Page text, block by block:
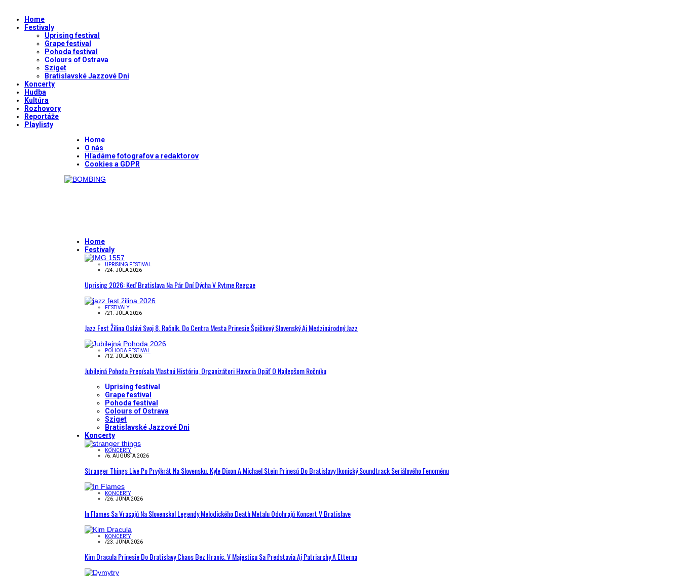
Home
Festivaly
Uprising festival
Grape festival
Pohoda festival
Colours of Ostrava
Sziget
Bratislavské Jazzové Dni
Koncerty
Hudba
Kultúra
Rozhovory
Reportáže
Playlisty
Home
O nás
Hľadáme fotografov a redaktorov
Cookies a GDPR
Home
Festivaly
UPRISING FESTIVAL
/24. JÚLA 2026
Uprising 2026: Keď Bratislava Na Pár Dní Dýcha V Rytme Reggae
FESTIVALY
/21. JÚLA 2026
Jazz Fest Žilina Oslávi Svoj 8. Ročník. Do Centra Mesta Prinesie Špičkový Slovenský Aj Medzinárodný Jazz
POHODA FESTIVAL
/12. JÚLA 2026
Jubilejná Pohoda Prepísala Vlastnú Históriu, Organizátori Hovoria Opäť O Najlepšom Ročníku
Uprising festival
Grape festival
Pohoda festival
Colours of Ostrava
Sziget
Bratislavské Jazzové Dni
Koncerty
KONCERTY
/6. AUGUSTA 2026
Stranger Things Live Po Prvýkrát Na Slovensku. Kyle Dixon A Michael Stein Prinesú Do Bratislavy Ikonický Soundtrack Seriálového Fenoménu
KONCERTY
/26. JÚNA 2026
In Flames Sa Vracajú Na Slovensko! Legendy Melodického Death Metalu Odohrajú Koncert V Bratislave
KONCERTY
/23. JÚNA 2026
Kim Dracula Prinesie Do Bratislavy Chaos Bez Hraníc. V Majesticu Sa Predstavia Aj Patriarchy A Etterna